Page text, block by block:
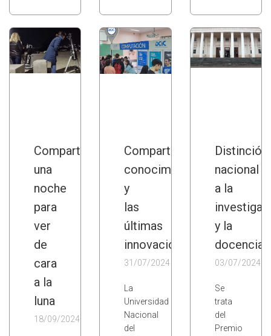
Compartir
una
noche
para
ver
de
cara
a la
luna
18/09/2024
Compartir
conocimientos
y
las
últimas
innovaciones
31/07/2024
La
Universidad
Nacional
del
Distinción
nacional
a la
y la
docencia
03/07/2024
Se
trata
del
Premio